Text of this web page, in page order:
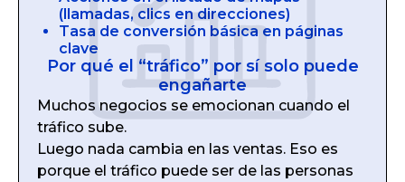
(llamadas, clics en direcciones)
Tasa de conversión básica en páginas
clave
Por qué el “tráfico” por sí solo puede
engañarte
Muchos negocios se emocionan cuando el
tráfico sube.
Luego nada cambia en las ventas. Eso es
porque el tráfico puede ser de las personas